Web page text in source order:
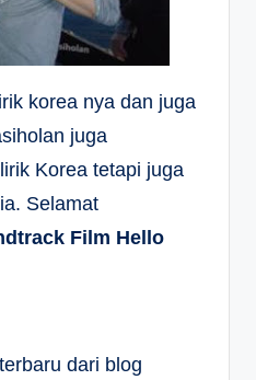
korea nya dan juga
juga
Korea tetapi juga
Selamat
Film Hello
dari blog